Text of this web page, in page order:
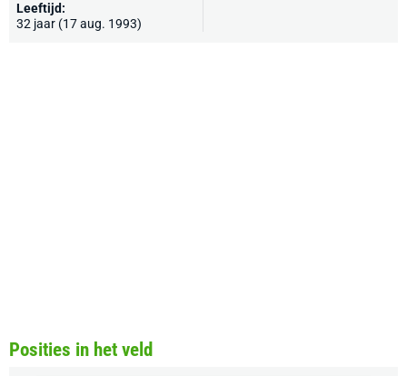
Leeftijd:
32 jaar (17 aug. 1993)
Posities in het veld